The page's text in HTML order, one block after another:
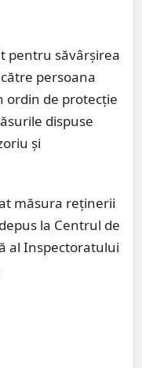
pentru săvârșirea
persoana
ordin de protecţie
dispuse
și
măsura reținerii
la Centrul de
al Inspectoratului